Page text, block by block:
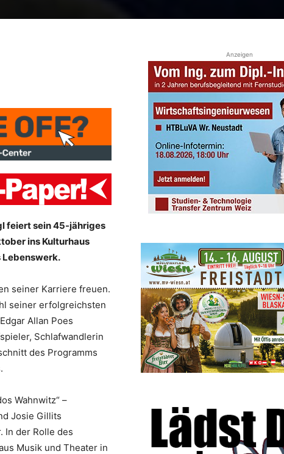
feiert sein 45-jähriges
ins Kulturhaus
Lebenswerk.
seiner Karriere freuen.
seiner erfolgreichsten
Allan Poes
Schlafwandlerin
des Programms
Wahnwitz“ –
Josie Gillits
In der Rolle des
Musik und Theater in
Anzeigen